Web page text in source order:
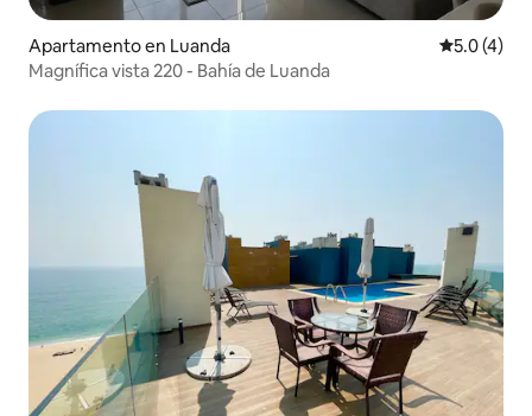
Apartamento en Luanda
5.0 (4)
Magnífica vista 220 - Bahía de Luanda